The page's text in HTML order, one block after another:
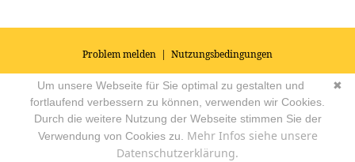
Problem melden | Nutzungsbedingungen
© 2026Impressum|Datenschutz|AGB's| Yoga Vidya Community -
Forum für Yoga, Meditation und Ayurveda Powered by
✖
Um unsere Webseite für Sie optimal zu gestalten und
fortlaufend verbessern zu können, verwenden wir Cookies.
Durch die weitere Nutzung der Webseite stimmen Sie der
Verwendung von Cookies zu. Mehr Infos siehe unsere
Datenschutzerklärung.